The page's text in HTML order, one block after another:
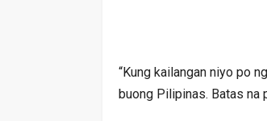
“Kung kailangan niyo po
buong Pilipinas. Batas na